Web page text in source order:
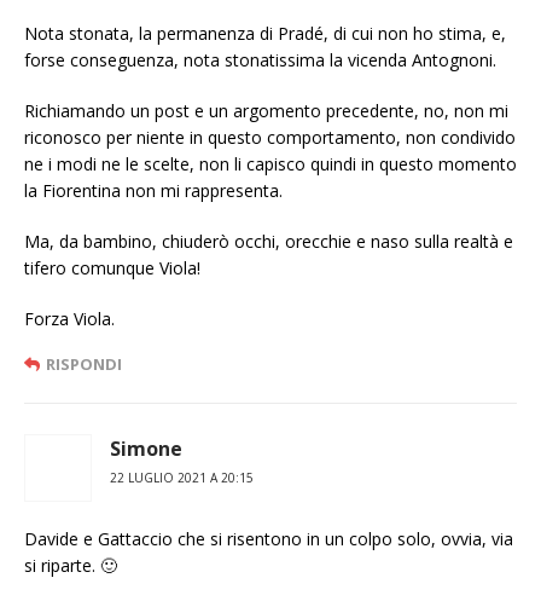
Nota stonata, la permanenza di Pradé, di cui non ho stima, e,
forse conseguenza, nota stonatissima la vicenda Antognoni.
Richiamando un post e un argomento precedente, no, non mi
riconosco per niente in questo comportamento, non condivido
ne i modi ne le scelte, non li capisco quindi in questo momento
la Fiorentina non mi rappresenta.
Ma, da bambino, chiuderò occhi, orecchie e naso sulla realtà e
tifero comunque Viola!
Forza Viola.
RISPONDI
Simone
22 LUGLIO 2021 A 20:15
Davide e Gattaccio che si risentono in un colpo solo, ovvia, via
si riparte. 🙂